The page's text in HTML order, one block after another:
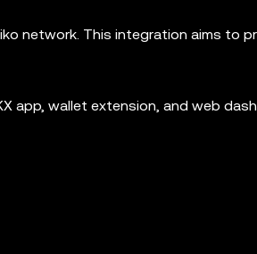
network. This integration aims to
app, wallet extension, and web